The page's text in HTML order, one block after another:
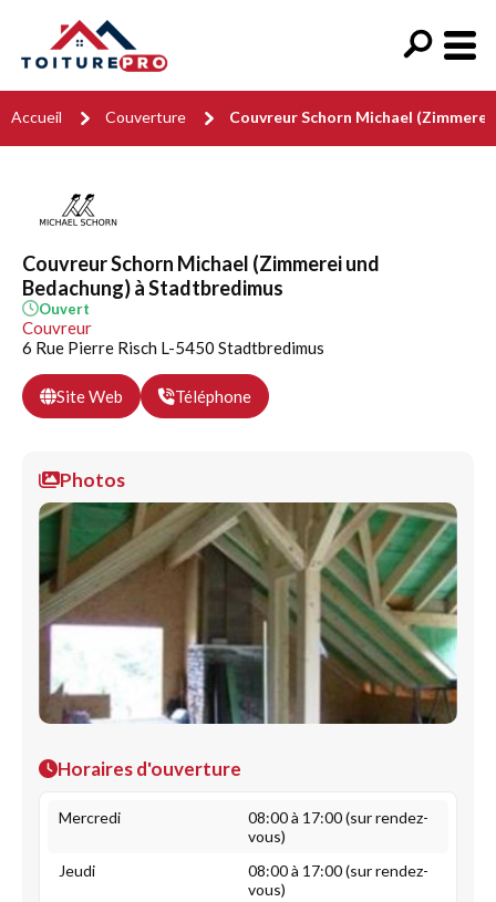
Accueil Couverture Couvreur Schorn Michael (Zimmerei
Couvreur Schorn Michael (Zimmerei und
Bedachung) à Stadtbredimus
Ouvert
Couvreur
6 Rue Pierre Risch L-5450 Stadtbredimus
Site Web Téléphone
Photos
Horaires d'ouverture
Mercredi
08:00 à 17:00 (sur rendez-
vous)
Jeudi
08:00 à 17:00 (sur rendez-
vous)